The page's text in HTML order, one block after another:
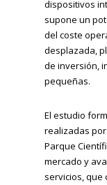
dispositivos
supone un
del coste
desplazada,
de inversión,
pequeñas.
El estudio
realizadas
Parque
mercado y
servicios, que